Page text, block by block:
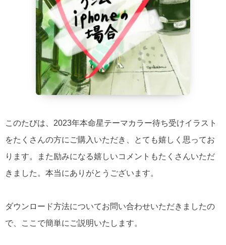
このたびは、2023年本命星テーマカラー待ち受けイラスト
をたくさんの方にご購入いただき、とても嬉しく思ってお
ります。また励みになる嬉しいコメントもたくさんいただ
きました。本当にありがとうございます。
ダウンロード方法についてお問い合わせいただきましたの
で、ここで簡単にご説明いたします。